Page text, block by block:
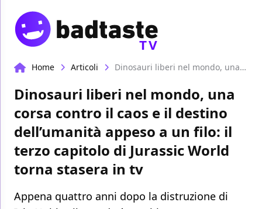
TV
Home Articoli Dinosauri liberi nel mondo, una corsa contro il caos e il destino dell’umanità appeso a un filo: il terzo capitolo di Jurassic World torna stasera in tv
Dinosauri liberi nel mondo, una
corsa contro il caos e il destino
dell’umanità appeso a un filo: il
terzo capitolo di Jurassic World
torna stasera in tv
Appena quattro anni dopo la distruzione di